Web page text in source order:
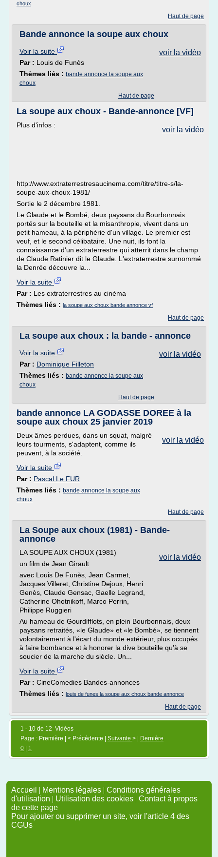
choux
Haut de page
Bande annonce la soupe aux choux
voir la vidéo
Voir la suite
Par : Louis de Funès
Thèmes liés : bande annonce la soupe aux
choux
Haut de page
La soupe aux choux - Bande-annonce [VF]
voir la vidéo
Plus d'infos :
http://www.extraterrestresaucinema.com/titre/titre-s/la-
soupe-aux-choux-1981/
Sortie le 2 décembre 1981.
Le Glaude et le Bombé, deux paysans du Bourbonnais
portés sur la bouteille et la misanthropie, vivent dans un
petit hameau, à la périphérie d'un village. Le premier est
veuf, et le second célibataire. Une nuit, ils font la
connaissance d'un extraterrestre qui atterrit dans le champ
de Claude Ratinier dit le Glaude. L'extraterrestre surnommé
la Denrée découvre la...
Voir la suite
Par : Les extraterrestres au cinéma
Thèmes liés : la soupe aux choux bande annonce vf
Haut de page
La soupe aux choux : la bande - annonce
voir la vidéo
Voir la suite
Par : Dominique Filleton
Thèmes liés : bande annonce la soupe aux
choux
Haut de page
bande annonce LA GODASSE DOREE à la
soupe aux choux 25 janvier 2019
voir la vidéo
Deux âmes perdues, dans un squat, malgré
leurs tourments, s'adaptent, comme ils
peuvent, à la société.
Voir la suite
Par : Pascal Le FUR
Thèmes liés : bande annonce la soupe aux
choux
Haut de page
La Soupe aux choux (1981) - Bande-
annonce
voir la vidéo
LA SOUPE AUX CHOUX (1981)
un film de Jean Girault
avec Louis De Funès, Jean Carmet,
Jacques Villeret, Christine Dejoux, Henri
Genès, Claude Gensac, Gaelle Legrand,
Catherine Ohotnikoff, Marco Perrin,
Philippe Ruggieri
Au hameau de Gourdifflots, en plein Bourbonnais, deux
paysans retraités, «le Glaude» et «le Bombé», se tiennent
volontairement à l'écart du monde extérieur, plus occupés
à faire bombance et à honorer la dive bouteille qu'à se
soucier de la marche du siècle. Un...
Voir la suite
Par : CineComedies Bandes-annonces
Thèmes liés : louis de funes la soupe aux choux bande annonce
Haut de page
1 - 10 de 12 Vidéos
Page : Première | < Précédente | Suivante > |
Dernière
0
1
Accueil | Mentions légales | Conditions générales
d'utilisation | Utilisation des cookies | Contact à propos
de cette page
Pour ajouter ou supprimer un site, voir l'article 4 des
CGUs